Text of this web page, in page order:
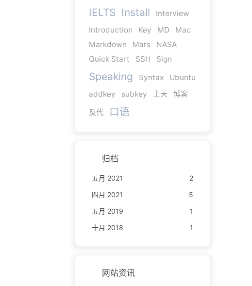
IELTS Install
Interview
Introduction
Key MD
Mac
Markdown
Mars
NASA
Quick Start
SSH Sign
Speaking Syntax
Ubuntu
addkey
subkey 上天
博客
反代
口语
归档
五月 2021
2
四月 2021
5
五月 2019
1
十月 2018
1
网站资讯